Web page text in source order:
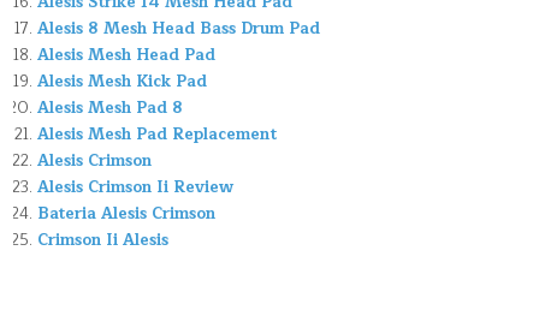
Alesis 8 Mesh Head Bass Drum Pad
Alesis Mesh Head Pad
Alesis Mesh Kick Pad
Alesis Mesh Pad 8
Alesis Mesh Pad Replacement
Alesis Crimson
Alesis Crimson Ii Review
Bateria Alesis Crimson
Crimson Ii Alesis